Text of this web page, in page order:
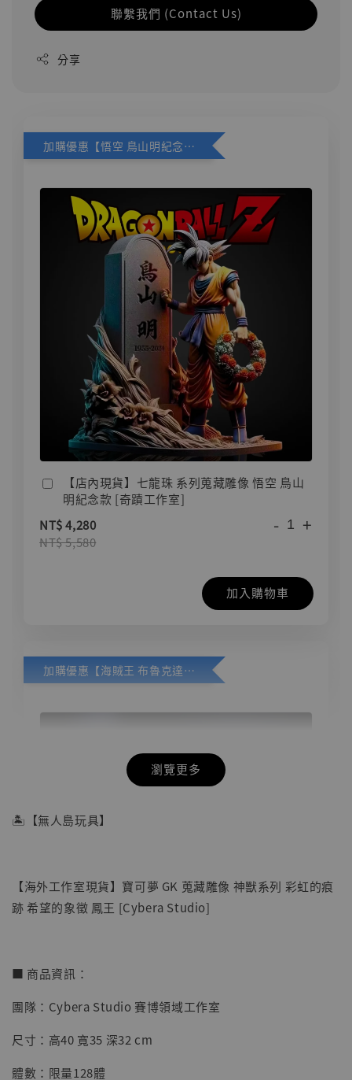
聯繫我們 (Contact Us)
分享
加購優惠【悟空 鳥山明紀念款 [奇蹟工作室]】
【店內現貨】七龍珠 系列蒐藏雕像 悟空 鳥山
明紀念款 [奇蹟工作室]
NT$ 4,280
NT$ 5,580
- +
加入購物車
加購優惠【海賊王 布魯克達摩 [7STARS Studio]】
【店內現貨】海賊王 系列蒐藏雕像 布魯克達
NT$ 1,500
NT$ 1,870
瀏覽更多
🏝【無人島玩具】
【海外工作室現貨】寶可夢 GK 蒐藏雕像 神獸系列 彩虹的痕
跡 希望的象徵 鳳王 [Cybera Studio]
■ 商品資訊：
團隊：Cybera Studio 賽博領域工作室
尺寸：高40 寬35 深32 cm
體數：限量128體